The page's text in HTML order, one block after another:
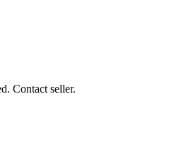
Contact seller.